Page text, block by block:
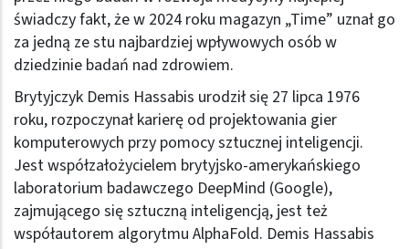
świadczy fakt, że w 2024 roku magazyn „Time” uznał go
za jedną ze stu najbardziej wpływowych osób w
dziedzinie badań nad zdrowiem.
Brytyjczyk Demis Hassabis urodził się 27 lipca 1976
roku, rozpoczynał karierę od projektowania gier
komputerowych przy pomocy sztucznej inteligencji.
Jest współzałożycielem brytyjsko-amerykańskiego
laboratorium badawczego DeepMind (Google),
zajmującego się sztuczną inteligencją, jest też
współautorem algorytmu AlphaFold. Demis Hassabis